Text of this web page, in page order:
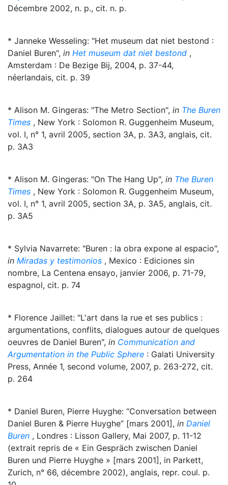
Décembre 2002, n. p., cit. n. p.
* Janneke Wesseling: "Het museum dat niet bestond :
Daniel Buren", in Het museum dat niet bestond ,
Amsterdam : De Bezige Bij, 2004, p. 37-44,
néerlandais, cit. p. 39
* Alison M. Gingeras: "The Metro Section", in The Buren
Times , New York : Solomon R. Guggenheim Museum,
vol. I, n° 1, avril 2005, section 3A, p. 3A3, anglais, cit.
p. 3A3
* Alison M. Gingeras: "On The Hang Up", in The Buren
Times , New York : Solomon R. Guggenheim Museum,
vol. I, n° 1, avril 2005, section 3A, p. 3A5, anglais, cit.
p. 3A5
* Sylvia Navarrete: "Buren : la obra expone al espacio",
in Miradas y testimonios , Mexico : Ediciones sin
nombre, La Centena ensayo, janvier 2006, p. 71-79,
espagnol, cit. p. 74
* Florence Jaillet: "L'art dans la rue et ses publics :
argumentations, conflits, dialogues autour de quelques
oeuvres de Daniel Buren", in Communication and
Argumentation in the Public Sphere : Galati University
Press, Année 1, second volume, 2007, p. 263-272, cit.
p. 264
* Daniel Buren, Pierre Huyghe: “Conversation between
Daniel Buren & Pierre Huyghe” [mars 2001], in Daniel
Buren , Londres : Lisson Gallery, Mai 2007, p. 11-12
(extrait repris de « Ein Gespräch zwischen Daniel
Buren und Pierre Huyghe » [mars 2001], in Parkett,
Zurich, n° 66, décembre 2002), anglais, repr. coul. p.